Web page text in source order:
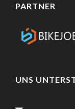
PARTNER
UNS